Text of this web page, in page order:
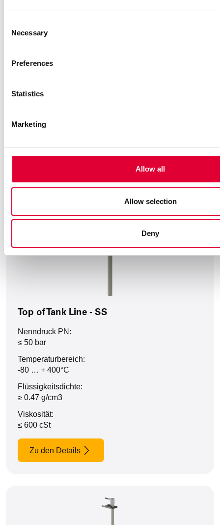
Selection
Necessary
Preferences
Statistics
Marketing
Allow all
Allow selection
Deny
≤ 6 bar
-40 … + 100°C
≥ 0.55 g/cm3
Top of Tank Line - SS
Nenndruck PN:
≤ 50 bar
Temperaturbereich:
-80 … + 400°C
Flüssigkeitsdichte:
≥ 0.47 g/cm3
Viskosität:
≤ 600 cSt
Zu den Details